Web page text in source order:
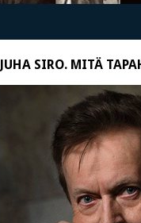
JUHA SIRO. MITÄ